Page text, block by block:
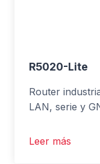
R5020-Lite
Router
LAN, serie y
Leer más